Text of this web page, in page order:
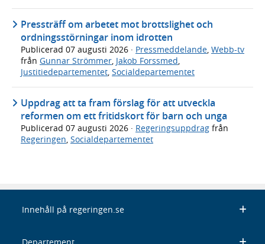
Pressträff om arbetet mot brottslighet och
ordningsstörningar inom idrotten
Publicerad 07 augusti 2026 · Pressmeddelande, Webb-tv
från Gunnar Strömmer, Jakob Forssmed,
Justitiedepartementet, Socialdepartementet
Uppdrag att ta fram förslag för att utveckla
reformen om ett fritidskort för barn och unga
Publicerad 07 augusti 2026 · Regeringsuppdrag från
Regeringen, Socialdepartementet
Innehåll på regeringen.se